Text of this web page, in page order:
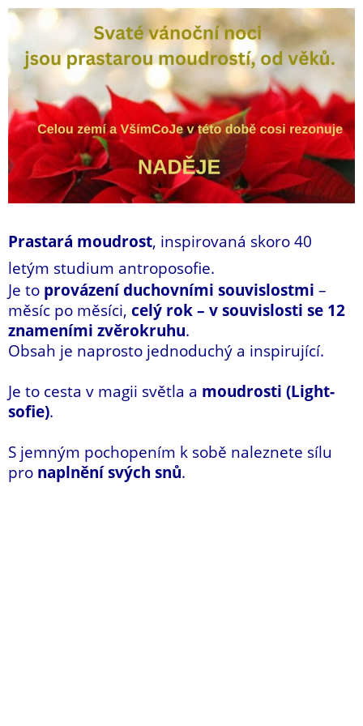
Prastará moudrost, inspirovaná skoro 40
letým studium antroposofie.
Je to provázení duchovními souvislostmi –
měsíc po měsíci, celý rok – v souvislosti se 12
znameními zvěrokruhu.
Obsah je naprosto jednoduchý a inspirující.
Je to cesta v magii světla a moudrosti (Light-
sofie).
S jemným pochopením k sobě naleznete sílu
pro naplnění svých snů.